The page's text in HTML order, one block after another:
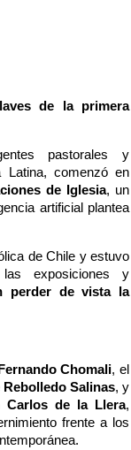
de la primera
pastorales y
Latina, comenzó en
de Iglesia, un
artificial plantea
de Chile y estuvo
exposiciones y
perder de vista la
Chomali, el
Salinas, y
Carlos de la Llera,
frente a los